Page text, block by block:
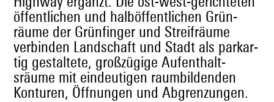
öffentlichen und hal­böf­fentlichen Grün­
räume der Grün­fin­ger und Streifräume
verbinden Land­schaft und Stadt als parkar­
tig gestal­tete, großzügige Aufen­thalt­
sräume mit ein­deuti­gen raum­bilden­den
Kon­turen, Öff­nun­gen und Abgrenzungen.